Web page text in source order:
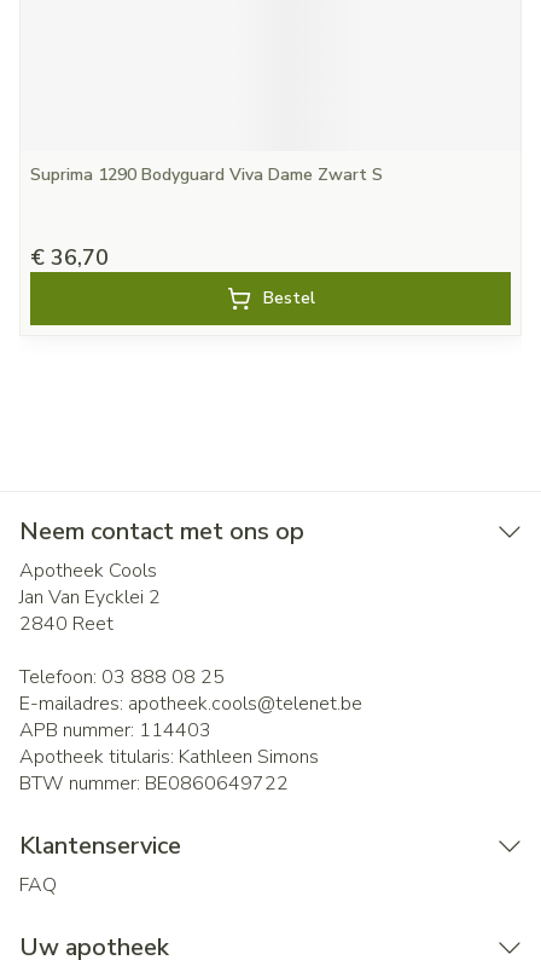
Suprima 1290 Bodyguard Viva Dame Zwart S
€ 36,70
Bestel
Neem contact met ons op
Apotheek Cools
Jan Van Eycklei 2
2840 Reet
Telefoon: 03 888 08 25
E-mailadres: apotheek.cools@telenet.be
APB nummer: 114403
Apotheek titularis: Kathleen Simons
BTW nummer: BE0860649722
Klantenservice
FAQ
Uw apotheek